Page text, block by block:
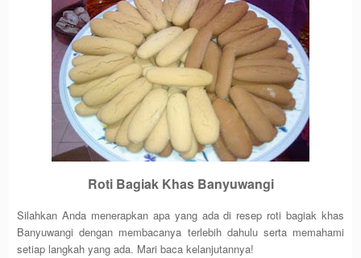
Roti Bagiak Khas Banyuwangi
Silahkan Anda menerapkan apa yang ada di resep roti bagiak khas
Banyuwangi dengan membacanya terlebih dahulu serta memahami
setiap langkah yang ada. Mari baca kelanjutannya!